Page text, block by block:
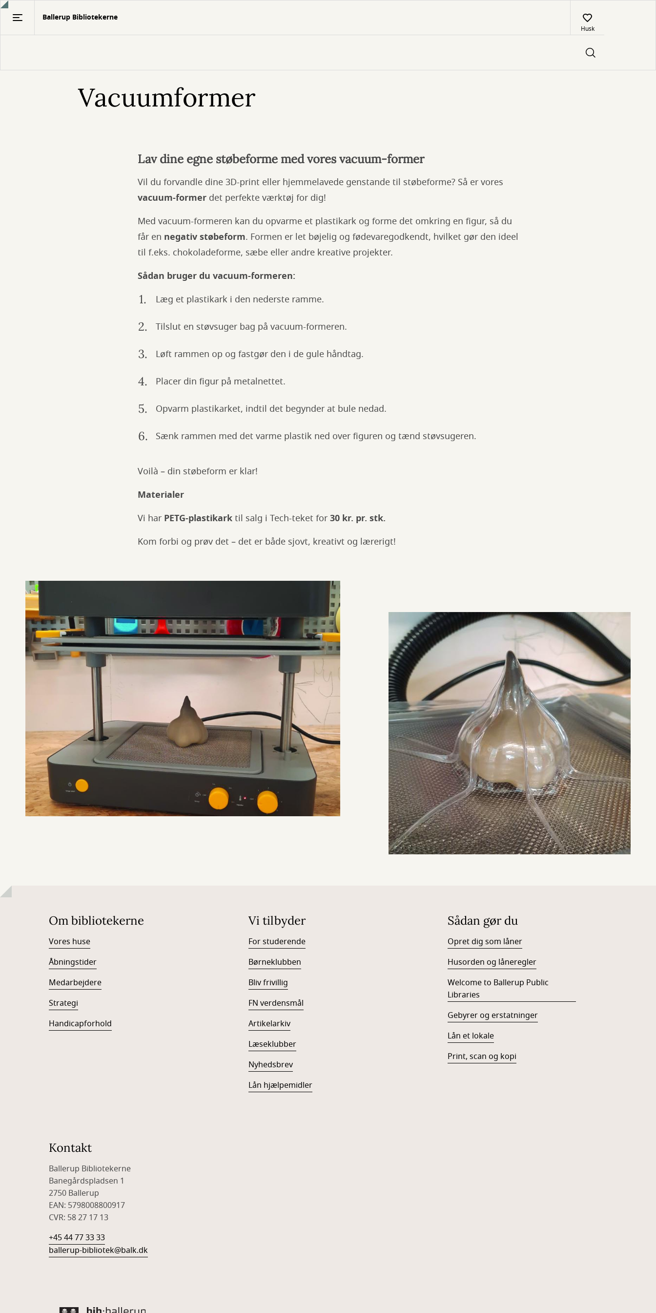
Gå
Ballerup Bibliotekerne
Husk
Vacuumformer
Lav dine egne støbeforme med vores vacuum-former
Vil du forvandle dine 3D-print eller hjemmelavede genstande til støbeforme? Så er vores
vacuum-former det perfekte værktøj for dig!
Med vacuum-formeren kan du opvarme et plastikark og forme det omkring en figur, så du
får en negativ støbeform. Formen er let bøjelig og fødevaregodkendt, hvilket gør den ideel
til f.eks. chokoladeforme, sæbe eller andre kreative projekter.
Sådan bruger du vacuum-formeren:
Læg et plastikark i den nederste ramme.
Tilslut en støvsuger bag på vacuum-formeren.
Løft rammen op og fastgør den i de gule håndtag.
Placer din figur på metalnettet.
Opvarm plastikarket, indtil det begynder at bule nedad.
Sænk rammen med det varme plastik ned over figuren og tænd støvsugeren.
Voilà – din støbeform er klar!
Materialer
Vi har PETG-plastikarktil salg i Tech-teket for30 kr. pr. stk.
Kom forbi og prøv det – det er både sjovt, kreativt og lærerigt!
Om bibliotekerne
Vores huse
Åbningstider
Medarbejdere
Strategi
Handicapforhold
Vi tilbyder
For studerende
Børneklubben
Bliv frivillig
FN verdensmål
Artikelarkiv
Læseklubber
Nyhedsbrev
Lån hjælpemidler
Sådan gør du
Opret dig som låner
Husorden og låneregler
Welcome to Ballerup Public
Libraries
Gebyrer og erstatninger
Lån et lokale
Print, scan og kopi
Kontakt
Ballerup Bibliotekerne
Banegårdspladsen 1
2750 Ballerup
EAN: 5798008800917
CVR: 58 27 17 13
+45 44 77 33 33
ballerup-bibliotek@balk.dk